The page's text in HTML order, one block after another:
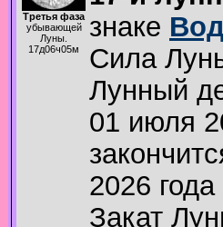
Третья фаза
убывающей
Луны.
17д06ч05м
знаке
Сила
Лунный
01 июля
2026
Закат